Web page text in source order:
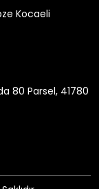
Kocaeli
80 Parsel, 41780